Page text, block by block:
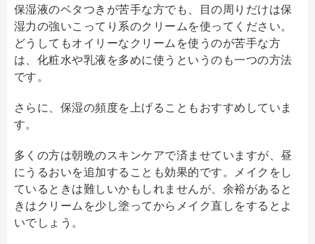
保湿液のベタつきが苦手な方でも、目の周りだけは保
湿力の強いこってり系のクリームを使ってください。
どうしてもオイリーなクリームを使うのが苦手な方
は、化粧水や乳液を多めに使うというのも一つの方法
です。
さらに、保湿の頻度を上げることもおすすめしていま
す。
多くの方は朝晩のスキンケアで済ませていますが、昼
にうるおいを追加することも効果的です。メイクをし
ているときは難しいかもしれませんが、余裕があると
きはクリームを少し塗ってからメイク直しをするとよ
いでしょう。